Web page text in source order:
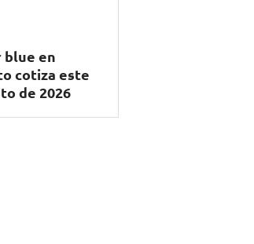
blue en
cotiza este
de 2026